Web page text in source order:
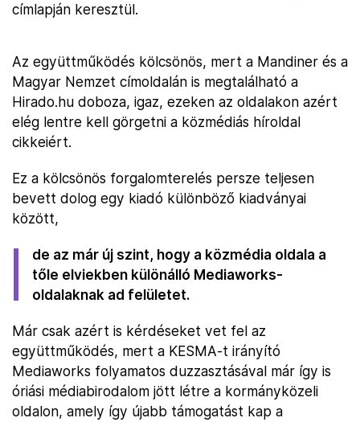
címlapján keresztül.
Az együttműködés kölcsönös, mert a Mandiner és a
Magyar Nemzet címoldalán is megtalálható a
Hirado.hu doboza, igaz, ezeken az oldalakon azért
elég lentre kell görgetni a közmédiás híroldal
cikkeiért.
Ez a kölcsönös forgalomterelés persze teljesen
bevett dolog egy kiadó különböző kiadványai
között,
de az már új szint, hogy a közmédia oldala a
tőle elviekben különálló Mediaworks-
oldalaknak ad felületet.
Már csak azért is kérdéseket vet fel az
együttműködés, mert a KESMA-t irányító
Mediaworks folyamatos duzzasztásával már így is
óriási médiabirodalom jött létre a kormányközeli
oldalon, amely így újabb támogatást kap a